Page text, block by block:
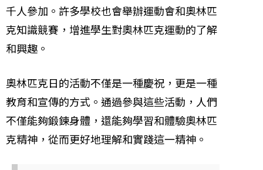
千人參加。許多學校也會舉辦運動會和奧林匹
克知識競賽，增進學生對奧林匹克運動的了解
和興趣。
奧林匹克日的活動不僅是一種慶祝，更是一種
教育和宣傳的方式。通過參與這些活動，人們
不僅能夠鍛鍊身體，還能夠學習和體驗奧林匹
克精神，從而更好地理解和實踐這一精神。